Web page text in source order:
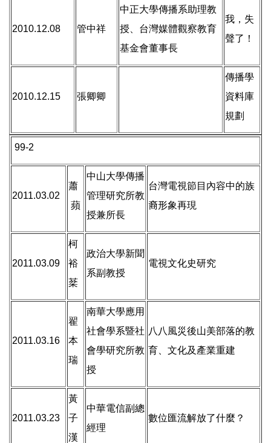
2010.12.08 管中祥
中正大學傳播系助理教
授、台灣媒體觀察教育
基金會董事長
我，失
聲了！
2010.12.15 張卿卿
傳播學
資料庫
規劃
99-2
2011.03.02
蕭
蘋
中山大學傳播
管理研究所教
授兼所長
台灣電視節目內容中的族
裔形象再現
2011.03.09
柯
裕
棻
政治大學新聞
系副教授
電視文化史研究
2011.03.16
翟
本
瑞
南華大學應用
社會學系暨社
會學研究所教
授
八八風災後山美部落的教
育、文化及產業重建
2011.03.23
黃
子
漢
中華電信副總
經理
數位匯流解放了什麼？